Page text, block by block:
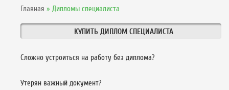
Главная » Дипломы специалиста
КУПИТЬ ДИПЛОМ СПЕЦИАЛИСТА
Сложно устроиться на работу без диплома?
Утерян важный документ?